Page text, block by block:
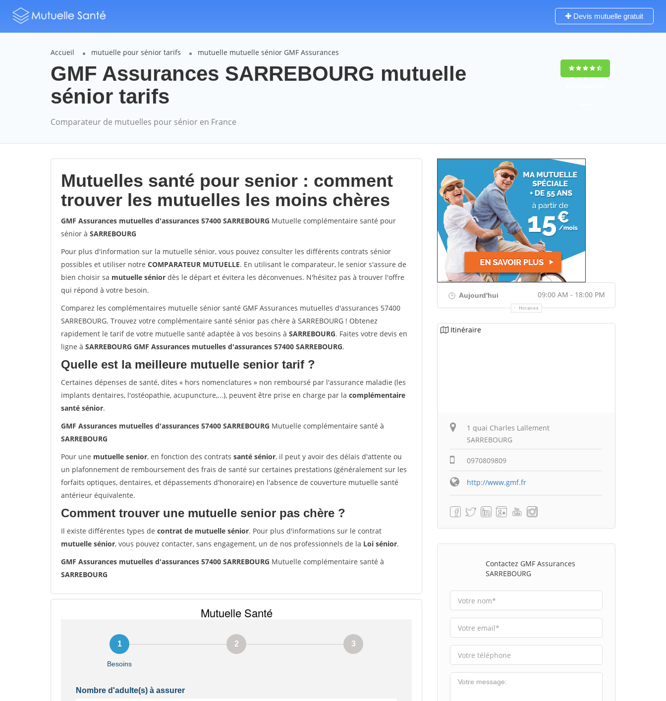
Devis mutuelle gratuit
Accueil mutuelle pour sénior tarifs mutuelle mutuelle sénior GMF Assurances
GMF Assurances SARREBOURG mutuelle
sénior tarifs
Comparateur de mutuelles pour sénior en France
Mutuelles santé pour senior : comment
trouver les mutuelles les moins chères
GMF Assurances mutuelles d'assurances 57400 SARREBOURG Mutuelle complémentaire santé pour
sénior à SARREBOURG
Pour plus d'information sur la mutuelle sénior, vous pouvez consulter les différents contrats sénior
possibles et utiliser notre COMPARATEUR MUTUELLE. En utilisant le comparateur, le senior s'assure de
bien choisir sa mutuelle sénior dès le départ et évitera les déconvenues. N'hésitez pas à trouver l'offre
qui répond à votre besoin.
Comparez les complémentaires mutuelle sénior santé GMF Assurances mutuelles d'assurances 57400
SARREBOURG. Trouvez votre complémentaire santé sénior pas chère à SARREBOURG ! Obtenez
rapidement le tarif de votre mutuelle santé adaptée à vos besoins à SARREBOURG. Faites votre devis en
ligne à SARREBOURG GMF Assurances mutuelles d'assurances 57400 SARREBOURG.
Quelle est la meilleure mutuelle senior tarif ?
Certaines dépenses de santé, dites « hors nomenclatures » non remboursé par l'assurance maladie (les
implants dentaires, l'ostéopathie, acupuncture,...), peuvent être prise en charge par la complémentaire
santé sénior.
GMF Assurances mutuelles d'assurances 57400 SARREBOURG Mutuelle complémentaire santé à
SARREBOURG
Pour une mutuelle senior, en fonction des contrats santé sénior, il peut y avoir des délais d'attente ou
un plafonnement de remboursement des frais de santé sur certaines prestations (généralement sur les
forfaits optiques, dentaires, et dépassements d'honoraire) en l'absence de couverture mutuelle santé
antérieur équivalente.
Comment trouver une mutuelle senior pas chère ?
Il existe différentes types de contrat de mutuelle sénior. Pour plus d'informations sur le contrat
mutuelle sénior, vous pouvez contacter, sans engagement, un de nos professionnels de la Loi sénior.
GMF Assurances mutuelles d'assurances 57400 SARREBOURG Mutuelle complémentaire santé à
SARREBOURG
Aujourd'hui 09:00 AM - 18:00 PM
Horaires
Itinéraire
1 quai Charles Lallement
SARREBOURG
0970809809
http://www.gmf.fr
Contactez GMF Assurances
SARREBOURG